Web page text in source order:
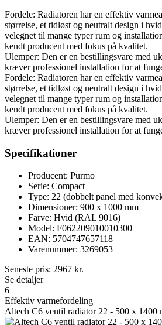
Fordele: Radiatoren har en effektiv
størrelse, et tidløst og neutralt design i
velegnet til mange typer rum og
kendt producent med fokus på kvalitet.
Ulemper: Den er en bestillingsvare med
kræver professionel installation for at
Fordele: Radiatoren har en effektiv
størrelse, et tidløst og neutralt design i
velegnet til mange typer rum og
kendt producent med fokus på kvalitet.
Ulemper: Den er en bestillingsvare med
kræver professionel installation for at
Specifikationer
Producent: Purmo
Serie: Compact
Type: 22 (dobbelt panel med
Dimensioner: 900 x 1000 mm
Farve: Hvid (RAL 9016)
Model: F062209010010300
EAN: 5704747657118
Varenummer: 3269053
Seneste pris: 2967 kr.
Se detaljer
6
Effektiv varmefordeling
Altech C6 ventil radiator 22 - 500 x